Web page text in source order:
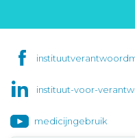
instituut-voor-
medicijngebruik